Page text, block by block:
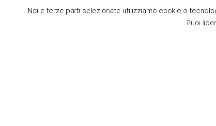
CRONACHE DI SCIENZA
Noi e terze parti selezionate utilizziamo cookie o
Puoi